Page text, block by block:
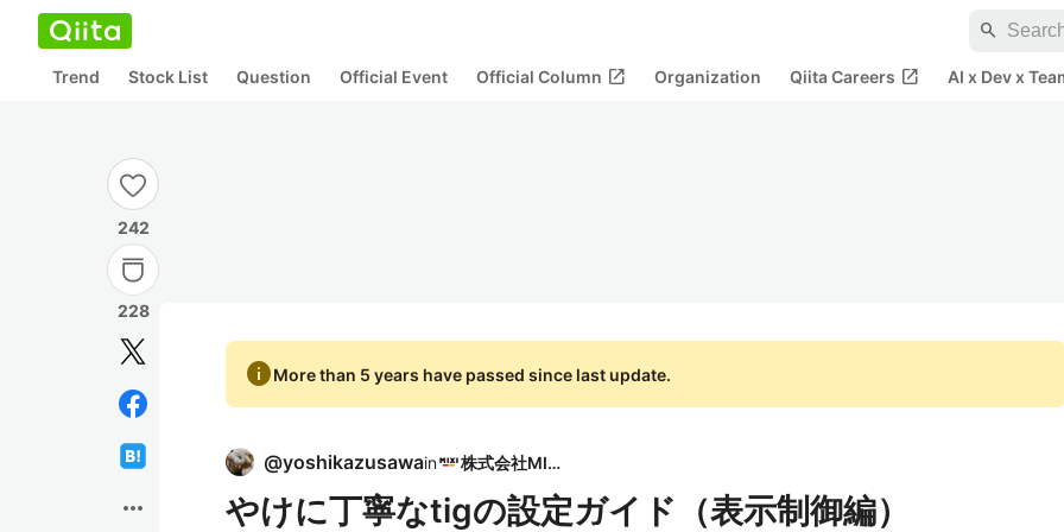
search
Trend Stock List Question Official Event Official Column open_in_new Organization Qiita Careers open_in_new AI x Dev x
242
228
more_horiz
infoMore than 5 years have passed since last update.
@yoshikazusawain 株式会社MIXI
やけに丁寧なtigの設定ガイド（表示制御編）